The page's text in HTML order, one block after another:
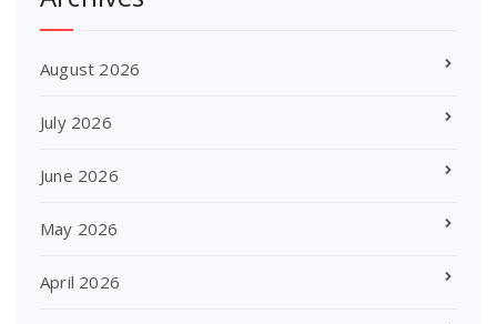
August 2026
July 2026
June 2026
May 2026
April 2026